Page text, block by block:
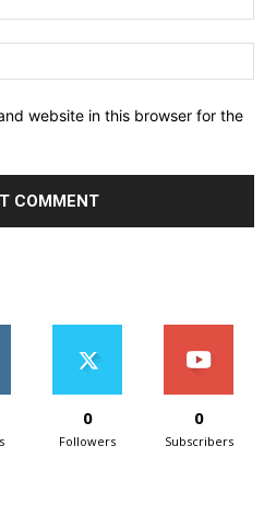
website in this browser for the
0
Followers
0
Subscribers